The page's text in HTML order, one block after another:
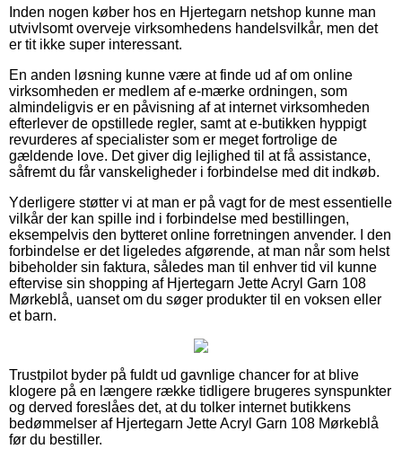
Inden nogen køber hos en Hjertegarn netshop kunne man
utvivlsomt overveje virksomhedens handelsvilkår, men det
er tit ikke super interessant.
En anden løsning kunne være at finde ud af om online
virksomheden er medlem af e-mærke ordningen, som
almindeligvis er en påvisning af at internet virksomheden
efterlever de opstillede regler, samt at e-butikken hyppigt
revurderes af specialister som er meget fortrolige de
gældende love. Det giver dig lejlighed til at få assistance,
såfremt du får vanskeligheder i forbindelse med dit indkøb.
Yderligere støtter vi at man er på vagt for de mest essentielle
vilkår der kan spille ind i forbindelse med bestillingen,
eksempelvis den bytteret online forretningen anvender. I den
forbindelse er det ligeledes afgørende, at man når som helst
bibeholder sin faktura, således man til enhver tid vil kunne
eftervise sin shopping af Hjertegarn Jette Acryl Garn 108
Mørkeblå, uanset om du søger produkter til en voksen eller
et barn.
Trustpilot byder på fuldt ud gavnlige chancer for at blive
klogere på en længere række tidligere brugeres synspunkter
og derved foreslåes det, at du tolker internet butikkens
bedømmelser af Hjertegarn Jette Acryl Garn 108 Mørkeblå
før du bestiller.